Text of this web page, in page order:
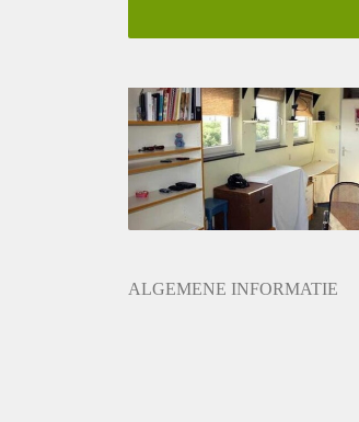
Borg: 1 maand
Gedeelde keuken: Nee
Gedeelde Douche: Nee
Gedeelde woonkamer: Nee
Huisgenoten: Nee
Geslacht huisgenoten: N.v.t.
ALGEMENE INFORMATIE